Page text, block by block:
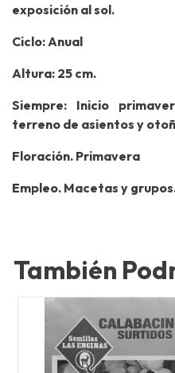
exposición al sol.
Ciclo: Anual
Altura: 25 cm.
Siempre: Inicio
terreno de asientos y
Floración. Primavera
Empleo. Macetas y
También